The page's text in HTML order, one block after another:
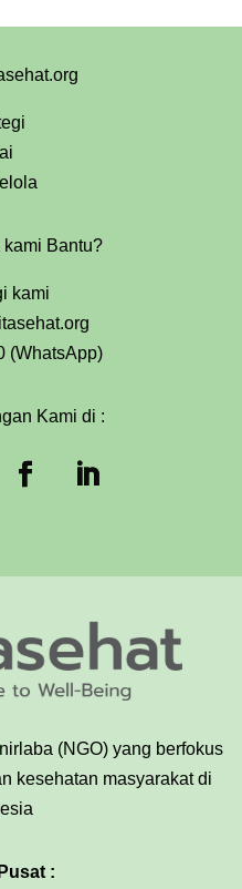
Bantu?
kami
(WhatsApp)
Kami di :
(NGO) yang berfokus
kesehatan masyarakat di
: